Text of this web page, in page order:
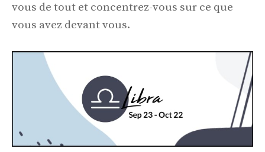
vous de tout et concentrez-vous sur ce que
vous avez devant vous.